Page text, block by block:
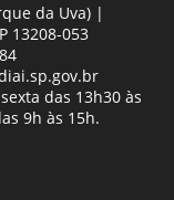
da Uva) |
13208-053
das 13h30 às
9h às 15h.